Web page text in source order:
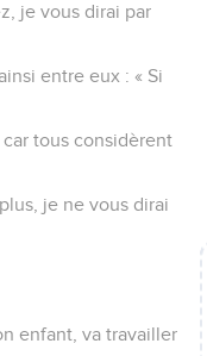
je vous dirai par
entre eux : « Si
car tous considèrent
je ne vous dirai
enfant, va travailler